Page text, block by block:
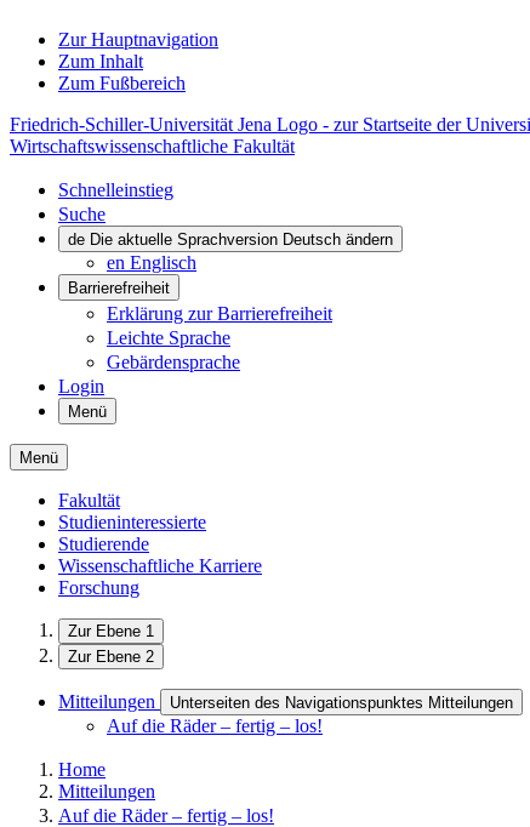
Zur Hauptnavigation
Zum Inhalt
Zum Fußbereich
Friedrich-Schiller-Universität Jena Logo - zur Startseite der
Wirtschaftswissenschaftliche Fakultät
Schnelleinstieg
Suche
de Die aktuelle Sprachversion Deutsch ändern
en Englisch
Barrierefreiheit
Erklärung zur Barrierefreiheit
Leichte Sprache
Gebärdensprache
Login
Menü
Menü
Fakultät
Studieninteressierte
Studierende
Wissenschaftliche Karriere
Forschung
Zur Ebene 1
Zur Ebene 2
Mitteilungen Unterseiten des Navigationspunktes Mitteilungen
Auf die Räder – fertig – los!
Home
Mitteilungen
Auf die Räder – fertig – los!